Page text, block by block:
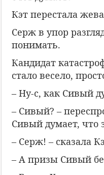
Кэт перестала
Серж в упор
понимать.
Кандидат
стало весело,
– Ну-с, как Сивый
– Сивый? –
Сивый думает, что
– Серж! – сказала
– А призы Сивый